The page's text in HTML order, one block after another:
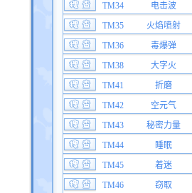
TM34
电击波
TM35
火焰喷射
TM36
毒爆弹
TM38
大字火
TM41
折磨
TM42
空元气
TM43
秘密力量
TM44
睡眠
TM45
着迷
TM46
窃取